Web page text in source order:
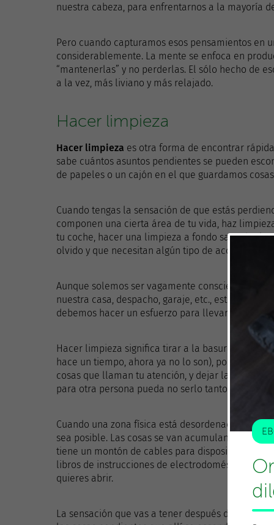
nuestra cabeza, para enfrentarnos a la mayoría
Pero cuando capturamos esos pensamientos en
considerablemente. La mente se enfoca en
“mantenerlas” y no perderlas. El sólo hecho de
a la vez, más liviano y más relajado.
Hacer limpieza
Hacer limpieza es otra forma de encontrar
sabe cuántos asuntos pendientes se pueden
de papeles o un cajón en el que guardamos
Cuando tengas la sensación de que estás
componen una cierta área de tu vida, haz
tu coche, hacer una limpieza a fondo sacará a la
olvido y que necesitan algún tipo de acción.
Aunque solemos ser vagamente conscientes de
nuestra casa, despacho, garaje, etc., este tipo
debemos hacer un esfuerzo para llevarlo a cabo.
Hacer limpieza significa tirar a la basura lo que
hace un tiempo, ahora ya no lo son), poner en
cosas que llaman tu atención, y dejar la zona
para otra persona pueda no serlo tanto).
Cuando una zona física está desordenada, es
sea posible. Las cosas se van acumulando por sí
tiene un montón de cables para dispositivos que
libros de instrucciones de electrodomésticos que
quieres abrir.
La sensación que vas a tener después de limpiar